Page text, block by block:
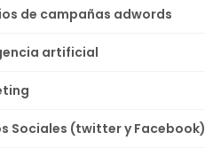
de campañas adwords
artificial
Sociales (twitter y Facebook)